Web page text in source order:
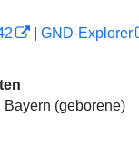
GND-Explorer
Bayern (geborene)